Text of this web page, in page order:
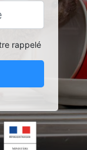
rappelé